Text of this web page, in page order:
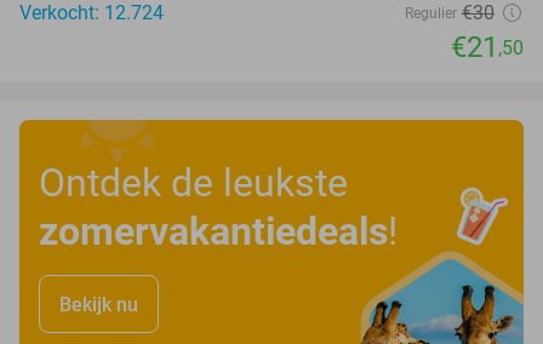
Verkocht: 12.724
Regulier €30
€21 ,50
Ontdek de leukste
zomervakantiedeals!
Bekijk nu